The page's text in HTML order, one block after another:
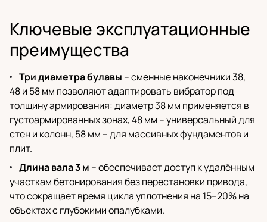
Ключевые эксплуатационные
преимущества
Три диаметра булавы – сменные наконечники 38,
48 и 58 мм позволяют адаптировать вибратор под
толщину армирования: диаметр 38 мм применяется в
густоармированных зонах, 48 мм – универсальный для
стен и колонн, 58 мм – для массивных фундаментов и
плит.
Длина вала 3 м – обеспечивает доступ к удалённым
участкам бетонирования без перестановки привода,
что сокращает время цикла уплотнения на 15–20% на
объектах с глубокими опалубками.